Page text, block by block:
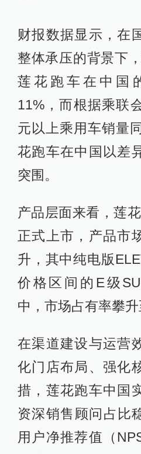
财报数据显示，在
整体承压的背景下
莲花跑车在中国
11%，而根据乘联
元以上乘用车销量
花跑车在中国以差
突围。
产品层面来看，莲
正式上市，产品市
升，其中纯电版
价格区间的E级
中，市场占有率攀升
在渠道建设与运营
化门店布局、强化
措，莲花跑车中国
资深销售顾问占比
用户净推荐值（